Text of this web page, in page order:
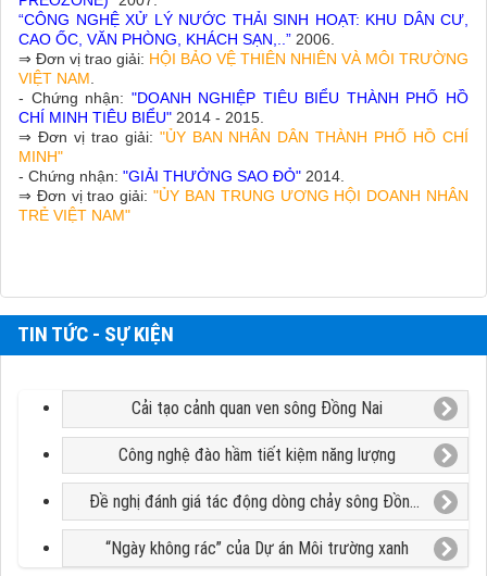
“CÔNG NGHỆ XỬ LÝ NƯỚC THẢI SINH HOẠT: KHU DÂN CƯ,
CAO ỐC, VĂN PHÒNG, KHÁCH SẠN,..” 2006.
⇒ Đơn vị trao giải: HỘI BẢO VỆ THIÊN NHIÊN VÀ MÔI TRƯỜNG
VIỆT NAM
- Chứng nhận: "DOANH NGHIỆP TIÊU BIỂU THÀNH PHỐ HỒ
CHÍ MINH TIÊU BIỂU" 2014 - 2015.
⇒ Đơn vị trao giải: "ỦY BAN NHÂN DÂN THÀNH PHỐ HỒ CHÍ
MINH"
- Chứng nhận: "GIẢI THƯỞNG SAO ĐỎ" 2014.
⇒ Đơn vị trao giải:"ỦY BAN TRUNG ƯƠNG HỘI DOANH NHÂN
TRẺ VIỆT NAM"
TIN TỨC - SỰ KIỆN
Cải tạo cảnh quan ven sông Đồng Nai
Công nghệ đào hầm tiết kiệm năng lượng
Đề nghị đánh giá tác động dòng chảy sông Đồng Nai để tìm nguyên nhân sụt lún đất
“Ngày không rác” của Dự án Môi trường xanh